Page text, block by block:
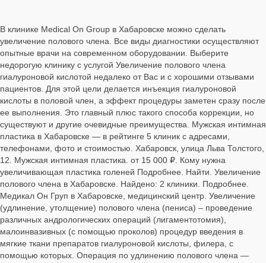
В клинике Medical On Group в Хабаровске можно сделать
увеличение полового члена. Все виды диагностики осуществляют
опытные врачи на современном оборудовании. Выберите
недорогую клинику с услугой Увеличение полового члена
гиалуроновой кислотой недалеко от Вас и с хорошими отзывами
пациентов. Для этой цели делается инъекция гиалуроновой
кислоты в половой член, а эффект процедуры заметен сразу после
ее выполнения. Это главный плюс такого способа коррекции, но
существуют и другие очевидные преимущества. Мужская интимная
пластика в Хабаровске — в рейтинге 5 клиник с адресами,
телефонами, фото и стоимостью. Хабаровск, улица Льва Толстого,
12. Мужская интимная пластика. от 15 000 ₽. Кому нужна
увеличивающая пластика голеней Подробнее. Найти. Увеличение
полового члена в Хабаровске. Найдено: 2 клиники. Подробнее.
Медикал Он Груп в Хабаровске, медицинский центр. Увеличение
(удлинение, утолщение) полового члена (пениса) – проведение
различных андрологических операций (лигаментотомия),
малоинвазивных (с помощью проколов) процедур введения в
мягкие ткани препаратов гиалуроновой кислоты, филера, с
помощью которых. Операция по удлинению полового члена —